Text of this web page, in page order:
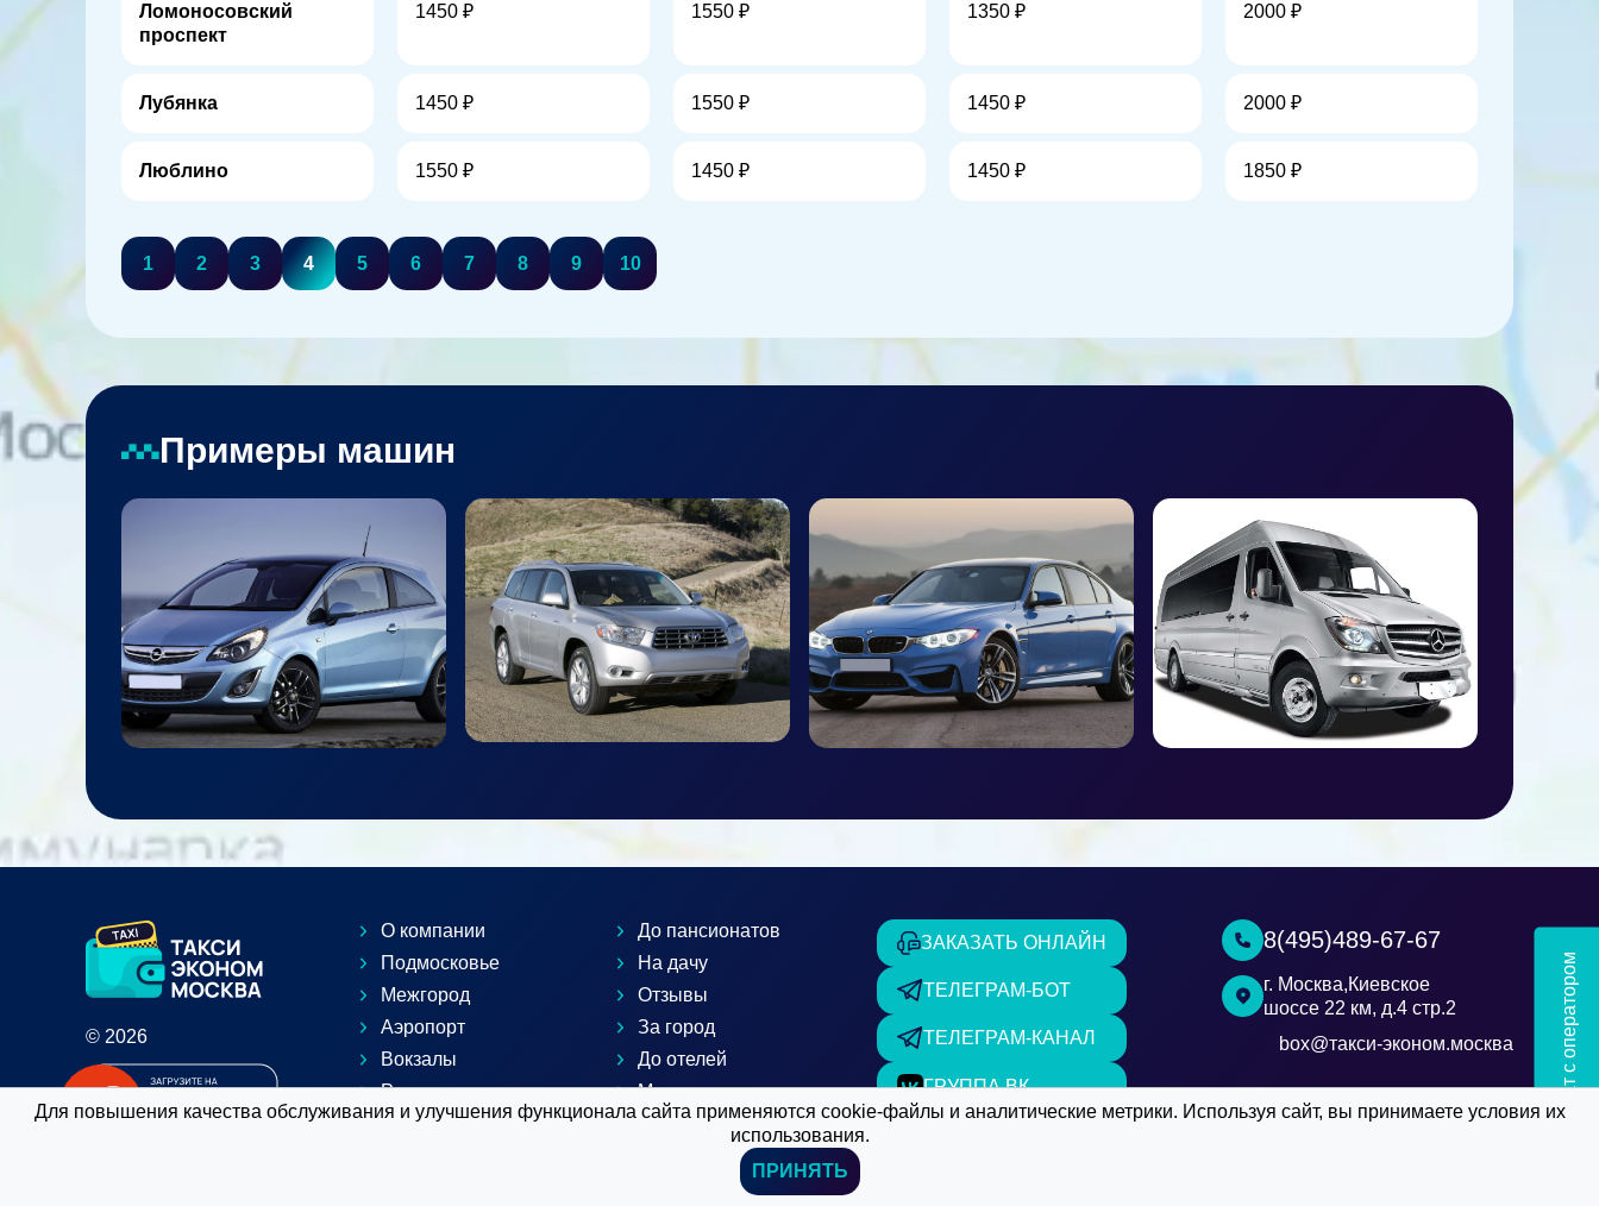
Ломоносовский
проспект
1450 ₽ 1550 ₽ 1350 ₽ 2000 ₽
Лубянка 1450 ₽ 1550 ₽ 1450 ₽ 2000 ₽
Люблино 1550 ₽ 1450 ₽ 1450 ₽ 1850 ₽
1 2 3 4 5 6 7 8 9 10
Примеры машин
© 2026
О компании
Подмосковье
Межгород
Аэропорт
Вокзалы
Расчет такси
Заказать заранее
До пансионатов
На дачу
Отзывы
За город
До отелей
Метро-аэропорт
Статьи о такси
ЗАКАЗАТЬ ОНЛАЙН
ТЕЛЕГРАМ-БОТ
ТЕЛЕГРАМ-КАНАЛ
ГРУППА ВК
8(495)489-67-67
г. Москва,Киевское
шоссе 22 км, д.4 стр.2
box@такси-эконом.москва
Для повышения качества обслуживания и улучшения функционала сайта применяются cookie-файлы и аналитические метрики. Используя сайт, вы принимаете условия их
использования.
ПРИНЯТЬ
Чат с оператором